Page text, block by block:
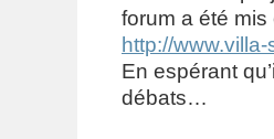
forum a été mis
http://
En espérant
débats…